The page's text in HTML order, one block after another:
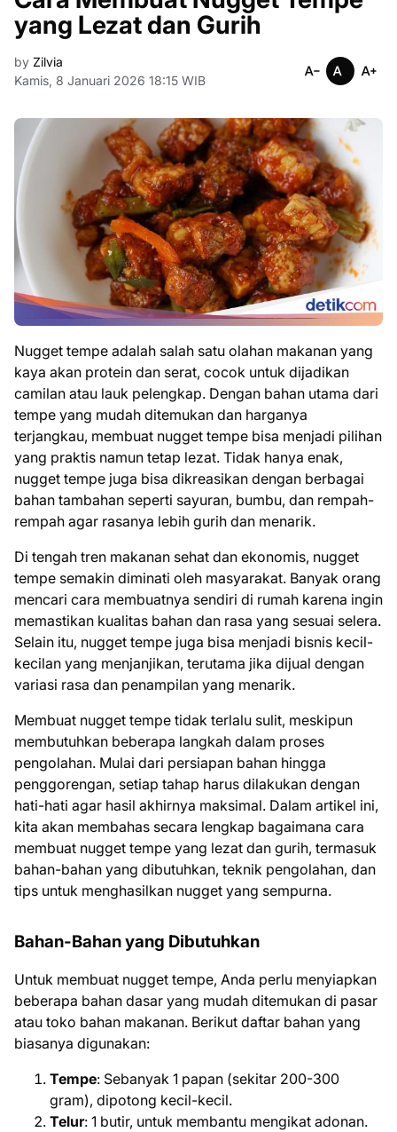
yang Lezat dan Gurih
by Zilvia
Kamis, 8 Januari 2026 18:15 WIB
Nugget tempe adalah salah satu olahan makanan yang
kaya akan protein dan serat, cocok untuk dijadikan
camilan atau lauk pelengkap. Dengan bahan utama dari
tempe yang mudah ditemukan dan harganya
terjangkau, membuat nugget tempe bisa menjadi pilihan
yang praktis namun tetap lezat. Tidak hanya enak,
nugget tempe juga bisa dikreasikan dengan berbagai
bahan tambahan seperti sayuran, bumbu, dan rempah-
rempah agar rasanya lebih gurih dan menarik.
Di tengah tren makanan sehat dan ekonomis, nugget
tempe semakin diminati oleh masyarakat. Banyak orang
mencari cara membuatnya sendiri di rumah karena ingin
memastikan kualitas bahan dan rasa yang sesuai selera.
Selain itu, nugget tempe juga bisa menjadi bisnis kecil-
kecilan yang menjanjikan, terutama jika dijual dengan
variasi rasa dan penampilan yang menarik.
Membuat nugget tempe tidak terlalu sulit, meskipun
membutuhkan beberapa langkah dalam proses
pengolahan. Mulai dari persiapan bahan hingga
penggorengan, setiap tahap harus dilakukan dengan
hati-hati agar hasil akhirnya maksimal. Dalam artikel ini,
kita akan membahas secara lengkap bagaimana cara
membuat nugget tempe yang lezat dan gurih, termasuk
bahan-bahan yang dibutuhkan, teknik pengolahan, dan
tips untuk menghasilkan nugget yang sempurna.
Bahan-Bahan yang Dibutuhkan
Untuk membuat nugget tempe, Anda perlu menyiapkan
beberapa bahan dasar yang mudah ditemukan di pasar
atau toko bahan makanan. Berikut daftar bahan yang
biasanya digunakan:
Tempe: Sebanyak 1 papan (sekitar 200-300
gram), dipotong kecil-kecil.
Telur: 1 butir, untuk membantu mengikat adonan.